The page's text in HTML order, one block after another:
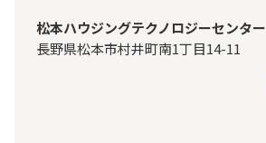
松本ハウジングテクノロジーセンター
長野県松本市村井町南1丁目14-11